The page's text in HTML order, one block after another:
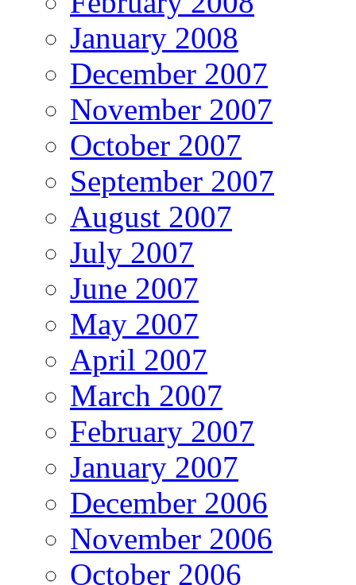
January 2008
December 2007
November 2007
October 2007
September 2007
August 2007
July 2007
June 2007
May 2007
April 2007
March 2007
February 2007
January 2007
December 2006
November 2006
October 2006